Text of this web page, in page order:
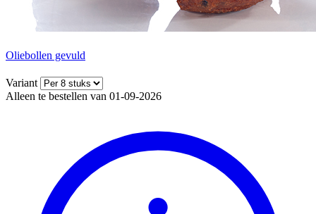
Oliebollen gevuld
Variant
Alleen te bestellen van 01-09-2026